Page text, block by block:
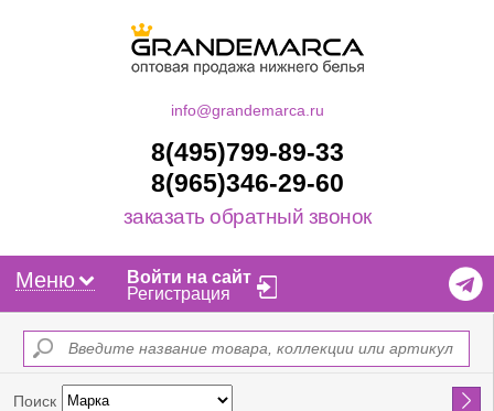
info@grandemarca.ru
8(495)799-89-33
8(965)346-29-60
заказать обратный звонок
Меню
Войти на сайт
Регистрация
Поиск Найти